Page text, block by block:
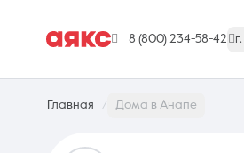
8 (800) 234-58-42
Главная Дома в Анапе